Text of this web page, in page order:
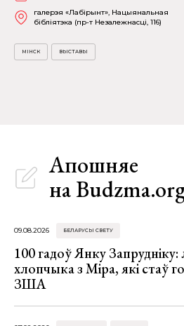
галерэя «Лабірынт», Нацыянальная
бібліятэка (пр-т Незалежнасці, 116)
МІНСК ВЫСТАВЫ
Апошняе
на
09.08.2026 БЕЛАРУСЫ СВЕТУ
100 гадоў Янку
хлопчыка з Міра, які стаў
ЗША